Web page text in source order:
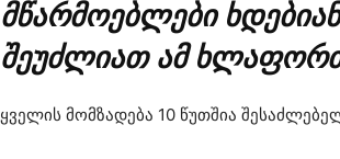
მწარმოებლები
შეუძლიათ ამ
ყველის მომზადება 10 წუთშია